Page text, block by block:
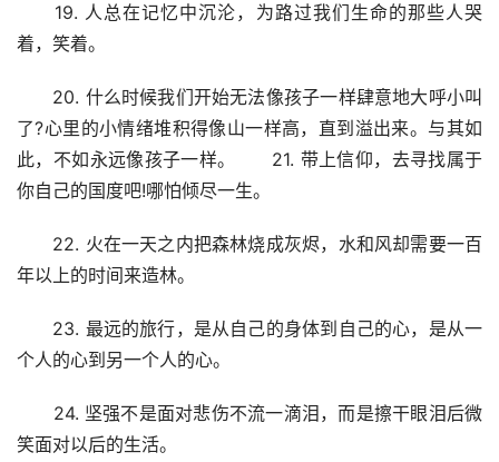
19. 人总在记忆中沉沦，为路过我们生命的那些人哭
着，笑着。
20. 什么时候我们开始无法像孩子一样肆意地大呼小叫
了?心里的小情绪堆积得像山一样高，直到溢出来。与其如
此，不如永远像孩子一样。　　21. 带上信仰，去寻找属于
你自己的国度吧!哪怕倾尽一生。
22. 火在一天之内把森林烧成灰烬，水和风却需要一百
年以上的时间来造林。
23. 最远的旅行，是从自己的身体到自己的心，是从一
个人的心到另一个人的心。
24. 坚强不是面对悲伤不流一滴泪，而是擦干眼泪后微
笑面对以后的生活。